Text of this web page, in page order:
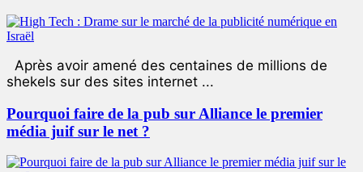
Après avoir amené des centaines de millions de
shekels sur des sites internet ...
Pourquoi faire de la pub sur Alliance le premier
média juif sur le net ?